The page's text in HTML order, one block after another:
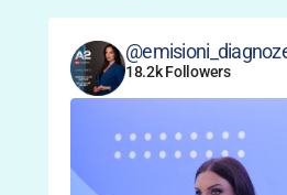
18.2k Followers